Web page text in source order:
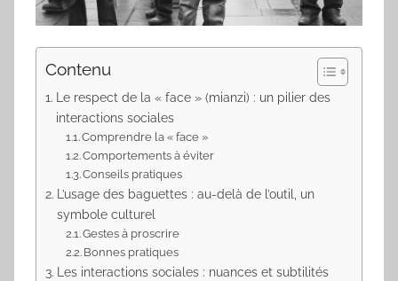
Contenu
Le respect de la « face » (mianzi) : un pilier des
interactions sociales
Comprendre la « face »
Comportements à éviter
Conseils pratiques
L’usage des baguettes : au-delà de l’outil, un
symbole culturel
Gestes à proscrire
Bonnes pratiques
Les interactions sociales : nuances et subtilités